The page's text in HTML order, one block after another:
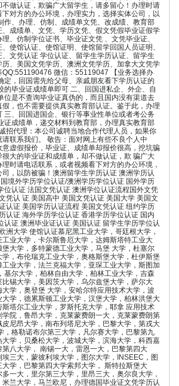
做认证，欺骗广大留学生，请多留心！办理时请
对方的办公环境，办理实力，选择实体公司，以
作、办理、仿制、成绩单文凭、改成绩、教育部
成绩单、文凭、学历文凭、假文凭假毕业证假学
、仿制学位证书、毕业证文凭 、文凭毕业证、
使馆认证、使馆证明、使馆留学回国人员证明、
文凭认证 学位认证、留学生学历认证、留学生
、美国文凭学历、澳洲文凭学历、加拿大文凭学
QQ:551190476 微信：55119047 【业务选择办
定，回国需先给父母、亲戚朋友看下学历认证的
的毕业证成绩单即可 二、回国进私企、外企、自
位是不查询毕业证真伪的，而且国内没有渠道去
，也不需要提供真实教育部认证。鉴于此，办理
三、回国进国企、银行等事业性单位或者考公务
证成绩单，递交材料到教育部，办理真实教育部
招代理：本公司诚聘当地合作代理人员，如果你
联系我们。 敬告：面对网上有些不良个人中
虚假报价，毕业证、成绩单却报价很高，挖坑骗
大的毕业证和成绩单，却不做认证，欺 骗广大
时请电话联系，或者视频看下对方的办公环境，
，以防被骗！澳洲留学生学历认证 澳洲学历认
境外学历学位认证/澳洲学历学位认证 国外学历
位认证 法国文凭认证 澳洲学位认证流程国外文凭
凭认 证 美国高中 美国文凭认证 美国大学 美国文
认证 美国学历认证流程 美国文凭认证 纽约学历
认证 海外学历学位认证 香港学历学位认证 国内
认证 澳洲毕业证认证 美国认证 留学生学历学位认
洲大学 使馆认证慕尼黑工业大学，哥廷根大学，
业大学，卡尔斯鲁厄大学，达姆斯塔特工业大
大学，多特蒙德工业大学，马堡 大学，杜塞尔
，布伦瑞克工业大学，奥格斯堡大学，杜伊斯堡
业大学，法兰克福大学，亚琛工业大学，斯图加
基尔大学，柏林自由大学，柏林工业大学，吉森
锡大学，美因茨大学，乌尔兹堡大学，萨尔大
学，奥登堡 大学，安哈尔特应用技术大学，波
学，德累斯顿工业大学，汉堡大学，柏林洪堡大
塔尔工业大学，罗斯托克大学，耶拿 应用技术
院，鲁昂大学，克莱蒙费朗一大，克莱蒙费朗第
尼昂大学，南布列塔尼大学，巴黎大学，第戎大
，格勒诺布尔第三大学，凡尔赛大学，巴黎第九
学，贝桑松大学，波城大学，滨海大学，科西嘉
八大学， 南锡一大，雷恩一大，巴黎第四大
三大，蒙彼利埃大学，图尔大学，INSEEC，图
学，巴黎第四大学索邦大学， 斯特拉斯堡大
一大，里尔第三大学，里昂三大，奥尔良大学，
兰大学，马兰欧尼，办理德国毕业证文凭学历认